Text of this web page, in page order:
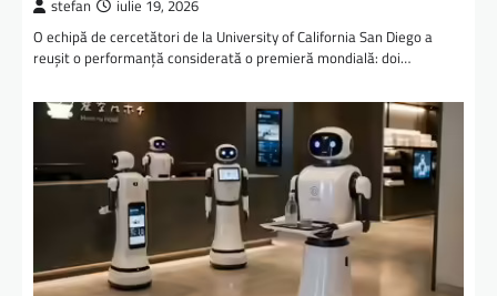
stefan iulie 19, 2026
O echipă de cercetători de la University of California San Diego a
reușit o performanță considerată o premieră mondială: doi…